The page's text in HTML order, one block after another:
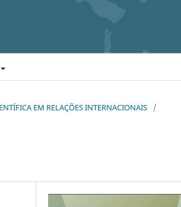
EM RELAÇÕES INTERNACIONAIS
/